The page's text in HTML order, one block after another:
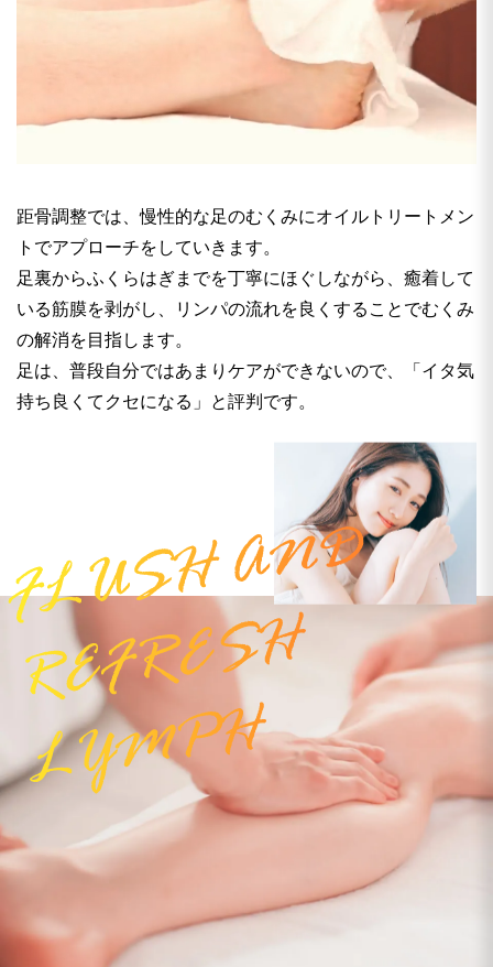
距骨調整では、慢性的な足のむくみにオイルトリートメン
トでアプローチをしていきます。
足裏からふくらはぎまでを丁寧にほぐしながら、癒着して
いる筋膜を剥がし、リンパの流れを良くすることでむくみ
の解消を目指します。
足は、普段自分ではあまりケアができないので、「イタ気
持ち良くてクセになる」と評判です。